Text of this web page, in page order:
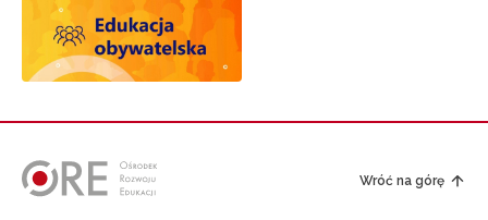
Wróć na górę